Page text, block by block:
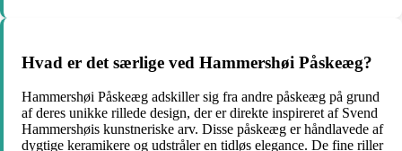
Hvad er det særlige ved Hammershøi Påskeæg?
Hammershøi Påskeæg adskiller sig fra andre påskeæg på grund
af deres unikke rillede design, der er direkte inspireret af Svend
Hammershøis kunstneriske arv. Disse påskeæg er håndlavede af
dygtige keramikere og udstråler en tidløs elegance. De fine riller